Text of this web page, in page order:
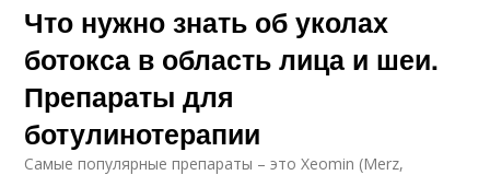
Что нужно знать об уколах
ботокса в область лица и шеи.
Препараты для
ботулинотерапии
Самые популярные препараты – это Xeomin (Merz,